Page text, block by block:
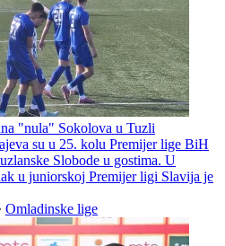
"nula" Sokolova u Tuzli
su u 25. kolu Premijer lige BiH
Slobode u gostima. U
u juniorskoj Premijer ligi Slavija je
Omladinske lige